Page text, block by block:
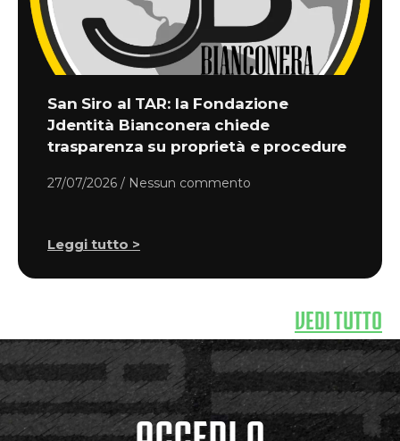
San Siro al TAR: la Fondazione
Jdentità Bianconera chiede
trasparenza su proprietà e procedure
27/07/2026 Nessun commento
Leggi tutto >
VEDI TUTTO